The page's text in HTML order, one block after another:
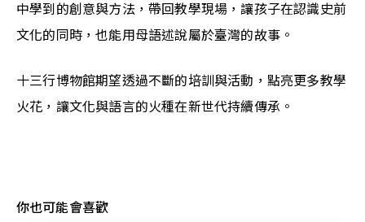
中學到的創意與方法，帶回教學現場，讓孩子在認識史前
文化的同時，也能用母語述說屬於臺灣的故事。
十三行博物館期望透過不斷的培訓與活動，點亮更多教學
火花，讓文化與語言的火種在新世代持續傳承。
你也可能會喜歡